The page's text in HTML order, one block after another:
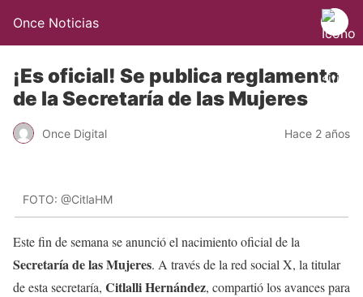
Once Noticias
¡Es oficial! Se publica reglamento
de la Secretaría de las Mujeres
Once Digital Hace 2 años
FOTO: @CitlaHM
Este fin de semana se anunció el nacimiento oficial de la
Secretaría de las Mujeres. A través de la red social X, la titular
de esta secretaría, Citlalli Hernández, compartió los avances para